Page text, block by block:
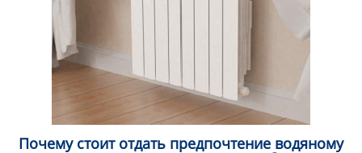
Почему стоит отдать предпочтение водяному